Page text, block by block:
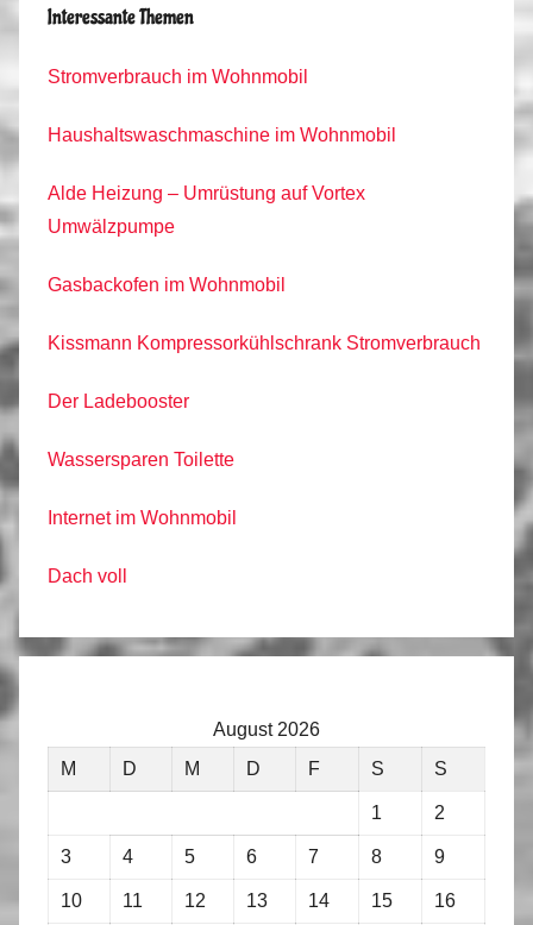
Interessante Themen
Stromverbrauch im Wohnmobil
Haushaltswaschmaschine im Wohnmobil
Alde Heizung – Umrüstung auf Vortex
Umwälzpumpe
Gasbackofen im Wohnmobil
Kissmann Kompressorkühlschrank Stromverbrauch
Der Ladebooster
Wassersparen Toilette
Internet im Wohnmobil
Dach voll
August 2026
M
D M D F S S
1 2
3 4 5 6 7 8 9
10 11 12 13 14 15 16